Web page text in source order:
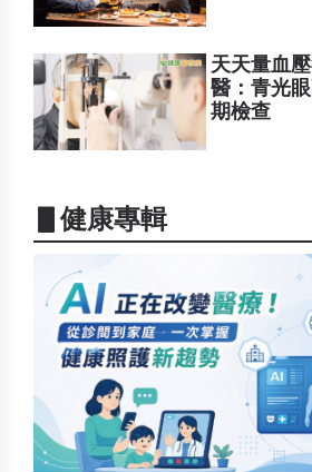
天天量血
醫：青光
期檢查
▋健康專輯